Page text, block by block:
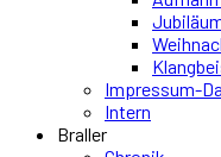
Impressum-
Intern
Braller